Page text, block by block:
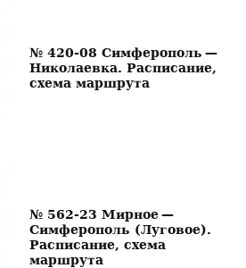
№ 420-08 Симферополь —
Николаевка. Расписание,
схема маршрута
№ 562-23 Мирное —
Симферополь (Луговое).
Расписание, схема
маршрута